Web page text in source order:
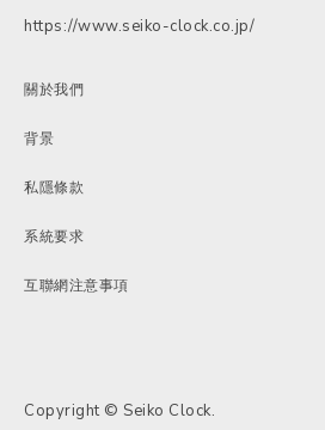
https://www.seiko-clock.co.jp/
關於我們
背景
私隱條款
系統要求
互聯網注意事項
Copyright © Seiko Clock.